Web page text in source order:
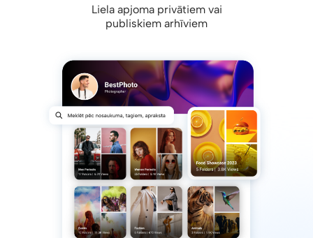
Liela apjoma privātiem vai
publiskiem arhīviem